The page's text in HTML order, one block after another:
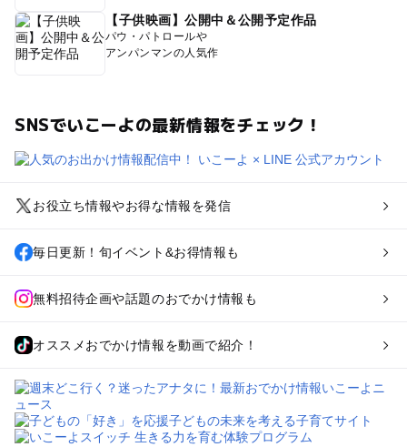
【子供映画】公開中＆公開予定作品
パウ・パトロールや
アンパンマンの人気作
SNSでいこーよの最新情報をチェック！
お役立ち情報やお得な情報を発信
毎日更新！旬イベント&お得情報も
無料招待企画や話題のおでかけ情報も
オススメおでかけ情報を動画で紹介！